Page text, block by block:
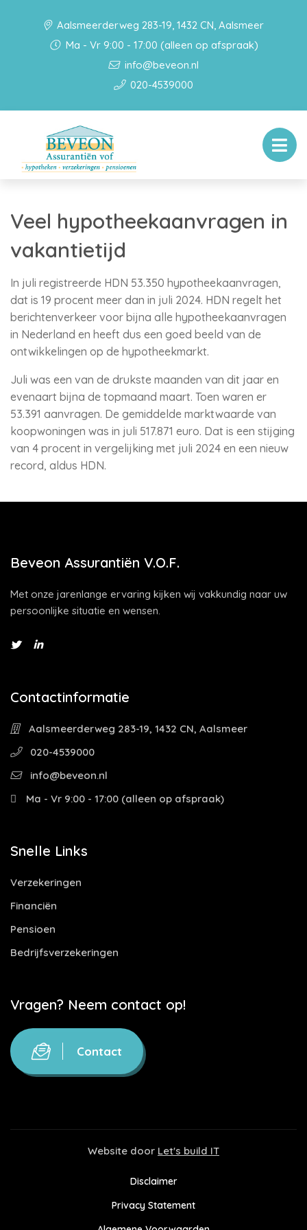
Aalsmeerderweg 283-19, 1432 CN, Aalsmeer
Ma - Vr 9:00 - 17:00 (alleen op afspraak)
info@beveon.nl
020-4539000
Veel hypotheekaanvragen in
vakantietijd
In juli registreerde HDN 53.350 hypotheekaanvragen,
dat is 19 procent meer dan in juli 2024. HDN regelt het
berichtenverkeer voor bijna alle hypotheekaanvragen
in Nederland en heeft dus een goed beeld van de
ontwikkelingen op de hypotheekmarkt.
Juli was een van de drukste maanden van dit jaar en
evenaart bijna de topmaand maart. Toen waren er
53.391 aanvragen. De gemiddelde marktwaarde van
koopwoningen was in juli 517.871 euro. Dat is een stijging
van 4 procent in vergelijking met juli 2024 en een nieuw
record, aldus HDN.
Beveon Assurantiën V.O.F.
Met onze jarenlange ervaring kijken wij vakkundig naar uw
persoonlijke situatie en wensen.
Contactinformatie
Aalsmeerderweg 283-19, 1432 CN, Aalsmeer
020-4539000
info@beveon.nl
Ma - Vr 9:00 - 17:00 (alleen op afspraak)
Snelle Links
Verzekeringen
Financiën
Pensioen
Bedrijfsverzekeringen
Vragen? Neem contact op!
Contact
Website door Let's build IT
Disclaimer
Privacy Statement